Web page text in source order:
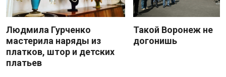
Людмила Гурченко
мастерила наряды из
платков, штор и детских
платьев
Такой Воронеж не
догонишь